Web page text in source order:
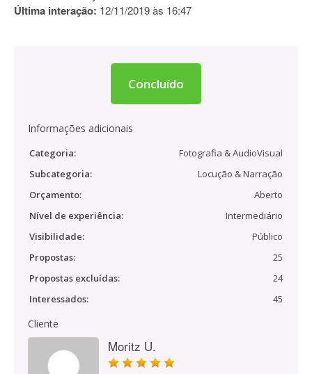
Última interação: 12/11/2019 às 16:47
Concluído
Informações adicionais
Categoria:
Fotografia & AudioVisual
Subcategoria:
Locução & Narração
Orçamento:
Aberto
Nível de experiência:
Intermediário
Visibilidade:
Público
Propostas:
25
Propostas excluídas:
24
Interessados:
45
Cliente
Moritz U.